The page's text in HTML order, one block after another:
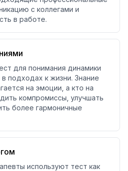
с коллегами и
в работе.
для понимания динамики
подходах к жизни. Знание
на эмоции, а кто на
компромиссы, улучшать
более гармоничные
используют тест как